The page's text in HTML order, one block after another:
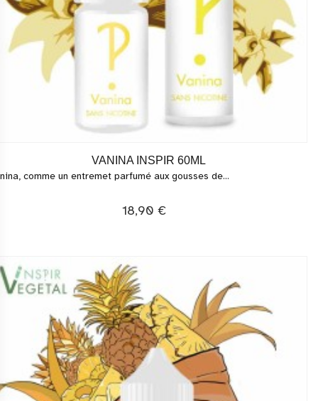
VANINA INSPIR 60ML
comme un entremet parfumé aux gousses de...
18,90 €